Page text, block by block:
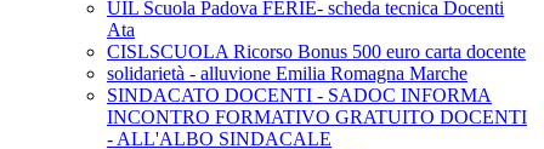
UIL Scuola Padova FERIE- scheda tecnica Docenti
Ata
CISLSCUOLA Ricorso Bonus 500 euro carta docente
solidarietà - alluvione Emilia Romagna Marche
SINDACATO DOCENTI - SADOC INFORMA
INCONTRO FORMATIVO GRATUITO DOCENTI
- ALL'ALBO SINDACALE